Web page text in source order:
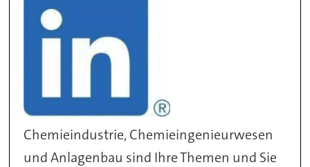
Chemieindustrie, Chemieingenieurwesen
und Anlagenbau sind Ihre Themen und Sie